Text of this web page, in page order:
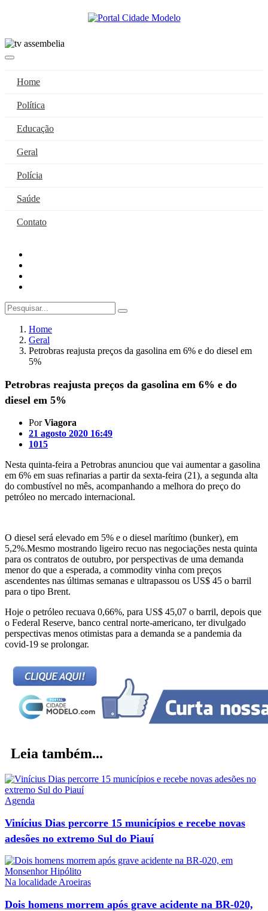
Home
Política
Educação
Geral
Polícia
Saúde
Contato
Home
Geral
Petrobras reajusta preços da gasolina em 6% e do diesel em
5%
Petrobras reajusta preços da gasolina em 6% e do
diesel em 5%
PorViagora
21 agosto 2020 16:49
1015
Nesta quinta-feira a Petrobras anunciou que vai aumentar a gasolina
em 6% em suas refinarias a partir da sexta-feira (21), a segunda alta
do combustível no mês, acompanhando a melhora do preço do
petróleo no mercado internacional.
O diesel será elevado em 5% e o diesel marítimo (bunker), em
5,2%.Mesmo mostrando ligeiro recuo nas negociações nesta quinta
para os contratos de outubro, por perspectivas de uma demanda
menor do que a esperada, a commodity vinha com preços
ascendentes nas últimas semanas e ultrapassou os US$ 45 o barril
para o tipo Brent.
Hoje o petróleo recuava 0,66%, para US$ 45,07 o barril, depois que
o Federal Reserve, banco central norte-americano, ter divulgado
perspectivas menos otimistas para a demanda se a pandemia da
covid-19 se prolongar.
Leia também...
Agenda
Vinícius Dias percorre 15 municípios e recebe novas
adesões no extremo Sul do Piauí
Na localidade Aroeiras
Dois homens morrem após grave acidente na BR-020,